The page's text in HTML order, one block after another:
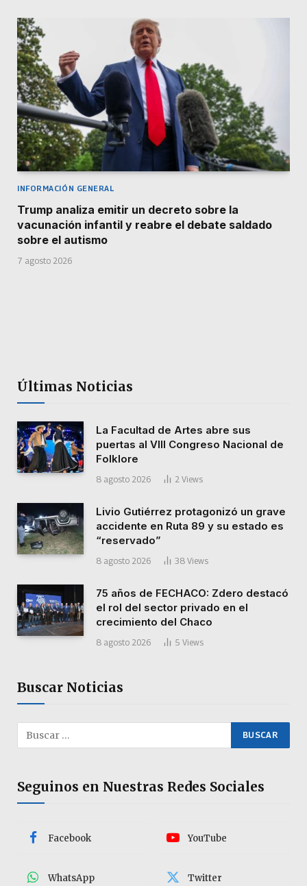
INFORMACIÓN GENERAL
Trump analiza emitir un decreto sobre la
vacunación infantil y reabre el debate saldado
sobre el autismo
7 agosto 2026
Últimas Noticias
La Facultad de Artes abre sus
puertas al VIII Congreso Nacional de
Folklore
8 agosto 2026 2 Views
Livio Gutiérrez protagonizó un grave
accidente en Ruta 89 y su estado es
“reservado”
8 agosto 2026 38 Views
75 años de FECHACO: Zdero destacó
el rol del sector privado en el
crecimiento del Chaco
8 agosto 2026 5 Views
Buscar Noticias
Seguinos en Nuestras Redes Sociales
Facebook YouTube
WhatsApp Twitter